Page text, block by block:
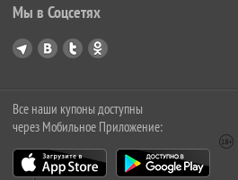
Мы в Соцсетях
Все наши купоны доступны
через Мобильное Приложение: